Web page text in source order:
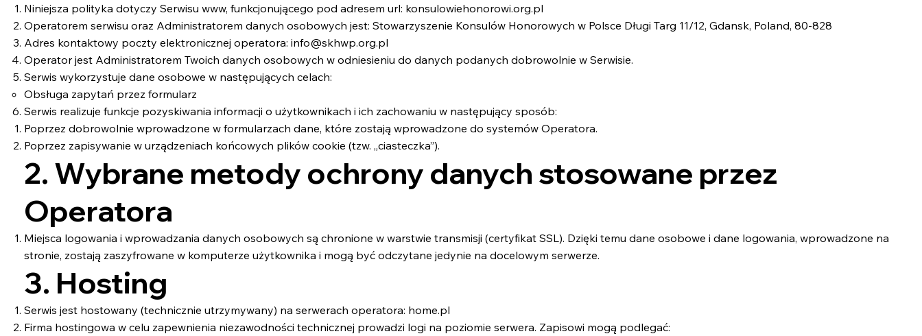
Niniejsza polityka dotyczy Serwisu www, funkcjonującego pod adresem url: konsulowiehonorowi.org.pl
Operatorem serwisu oraz Administratorem danych osobowych jest: Stowarzyszenie Konsulów Honorowych w Polsce Długi Targ 11/12, Gdansk, Poland, 80-828
Adres kontaktowy poczty elektronicznej operatora: info@skhwp.org.pl
Operator jest Administratorem Twoich danych osobowych w odniesieniu do danych podanych dobrowolnie w Serwisie.
Serwis wykorzystuje dane osobowe w następujących celach:
Obsługa zapytań przez formularz
Serwis realizuje funkcje pozyskiwania informacji o użytkownikach i ich zachowaniu w następujący sposób:
Poprzez dobrowolnie wprowadzone w formularzach dane, które zostają wprowadzone do systemów Operatora.
Poprzez zapisywanie w urządzeniach końcowych plików cookie (tzw. „ciasteczka”).
2. Wybrane metody ochrony danych stosowane przez
Operatora
Miejsca logowania i wprowadzania danych osobowych są chronione w warstwie transmisji (certyfikat SSL). Dzięki temu dane osobowe i dane logowania, wprowadzone na
stronie, zostają zaszyfrowane w komputerze użytkownika i mogą być odczytane jedynie na docelowym serwerze.
3. Hosting
Serwis jest hostowany (technicznie utrzymywany) na serwerach operatora: home.pl
Firma hostingowa w celu zapewnienia niezawodności technicznej prowadzi logi na poziomie serwera. Zapisowi mogą podlegać: